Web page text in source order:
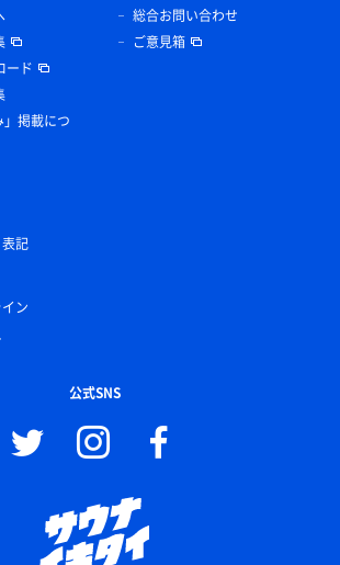
ード
」掲載につ
総合お問い合わせ
ご意見箱
記
ン
公式SNS